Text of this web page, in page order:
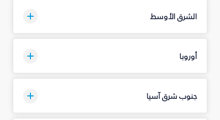
الشرق الأوسط
أوروبا
جنوب شرق آسيا